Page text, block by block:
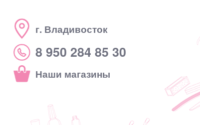
г. Владивосток
8 950 284 85 30
Наши магазины